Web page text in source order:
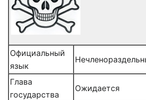
Официальный
язык
Глава
государства
Ожидается